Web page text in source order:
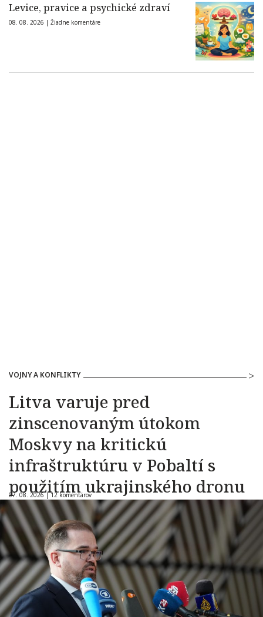
Levice, pravice a psychické zdraví
08. 08. 2026 | Žiadne komentáre
VOJNY A KONFLIKTY
Litva varuje pred
zinscenovaným útokom
Moskvy na kritickú
infraštruktúru v Pobaltí s
použitím ukrajinského dronu
07. 08. 2026 |12 komentárov